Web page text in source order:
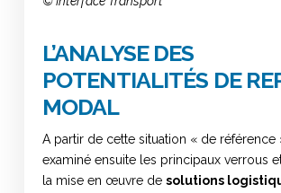
L’ANALYSE DES
POTENTIALITÉS DE
MODAL
A partir de cette situation « de référence
examiné ensuite les principaux verrous
la mise en œuvre de solutions